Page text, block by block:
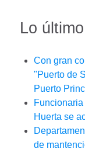
Lo
Con gran
"Puerto de
Puerto
Huerta se
de